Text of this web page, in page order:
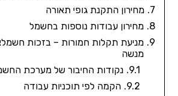
מחירון התקנת גופי תאורה
מחירון עבודות נוספות בחשמל
מניעת תקלות חמורות – בזכות
מנשה
נקודות החיבור של מערכת
הקמה לפי תוכניות עבודה